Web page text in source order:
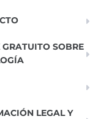
SOBRE
LEGAL Y